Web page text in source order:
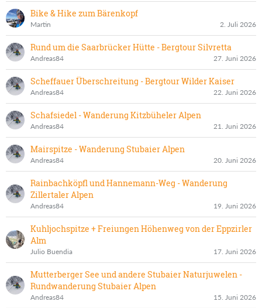
Bike & Hike zum Bärenkopf
Martin 2. Juli 2026
Rund um die Saarbrücker Hütte - Bergtour Silvretta
Andreas84 27. Juni 2026
Scheffauer Überschreitung - Bergtour Wilder Kaiser
Andreas84 22. Juni 2026
Schafsiedel - Wanderung Kitzbüheler Alpen
Andreas84 21. Juni 2026
Mairspitze - Wanderung Stubaier Alpen
Andreas84 20. Juni 2026
Rainbachköpfl und Hannemann-Weg - Wanderung
Zillertaler Alpen
Andreas84 19. Juni 2026
Kuhljochspitze + Freiungen Höhenweg von der Eppzirler
Alm
Julio Buendia 17. Juni 2026
Mutterberger See und andere Stubaier Naturjuwelen -
Rundwanderung Stubaier Alpen
Andreas84 15. Juni 2026